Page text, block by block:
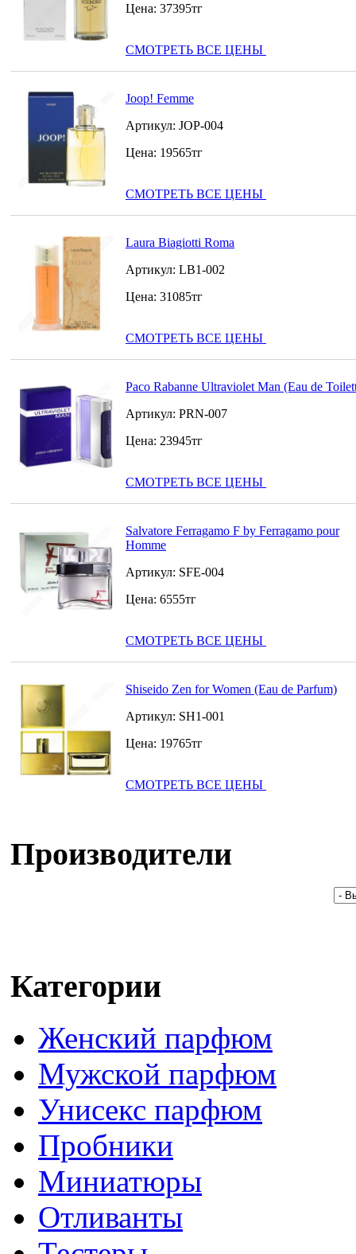
Цена: 37395тг
СМОТРЕТЬ ВСЕ ЦЕНЫ
Joop! Femme
Артикул: JOP-004
Цена: 19565тг
СМОТРЕТЬ ВСЕ ЦЕНЫ
Laura Biagiotti Roma
Артикул: LB1-002
Цена: 31085тг
СМОТРЕТЬ ВСЕ ЦЕНЫ
Paco Rabanne Ultraviolet Man (Eau de
Артикул: PRN-007
Цена: 23945тг
СМОТРЕТЬ ВСЕ ЦЕНЫ
Salvatore Ferragamo F by Ferragamo pour
Homme
Артикул: SFE-004
Цена: 6555тг
СМОТРЕТЬ ВСЕ ЦЕНЫ
Shiseido Zen for Women (Eau de Parfum)
Артикул: SH1-001
Цена: 19765тг
СМОТРЕТЬ ВСЕ ЦЕНЫ
Производители
Категории
Женский парфюм
Мужской парфюм
Унисекс парфюм
Пробники
Миниатюры
Отливанты